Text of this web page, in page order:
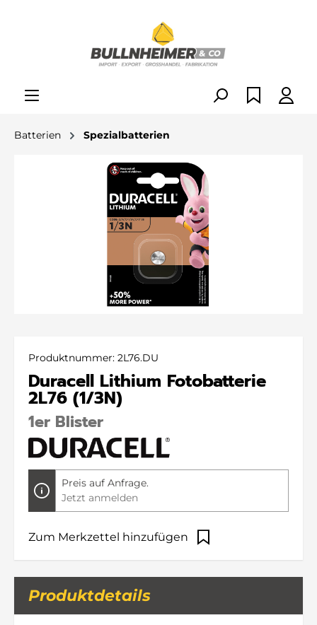
Batterien Spezialbatterien
Produktnummer: 2L76.DU
Duracell Lithium Fotobatterie
2L76 (1/3N)
1er Blister
Preis auf Anfrage.
Jetzt anmelden
Zum Merkzettel hinzufügen
Produktdetails